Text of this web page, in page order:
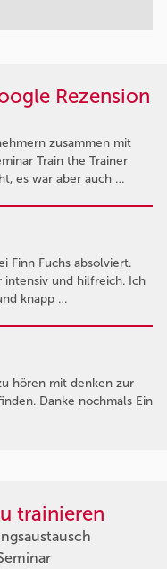
Rezension
zusammen mit
Train the Trainer
es war aber auch …
Finn Fuchs absolviert.
intensiv und hilfreich. Ich
knapp …
hören mit denken zur
Danke nochmals Ein
trainieren